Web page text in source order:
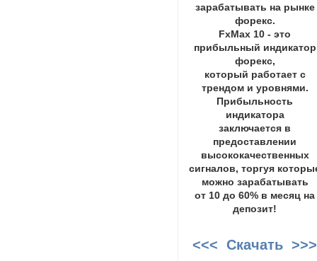
зарабатывать на рынке
форекс.
FxMax 10 - это
прибыльный индикатор
форекс,
который работает с
трендом и уровнями.
Прибыльность
индикатора
заключается в
предоставлении
высококачественных
сигналов, торгуя
можно зарабатывать
от 10 до 60% в месяц на
депозит!
<<< Скачать >>>